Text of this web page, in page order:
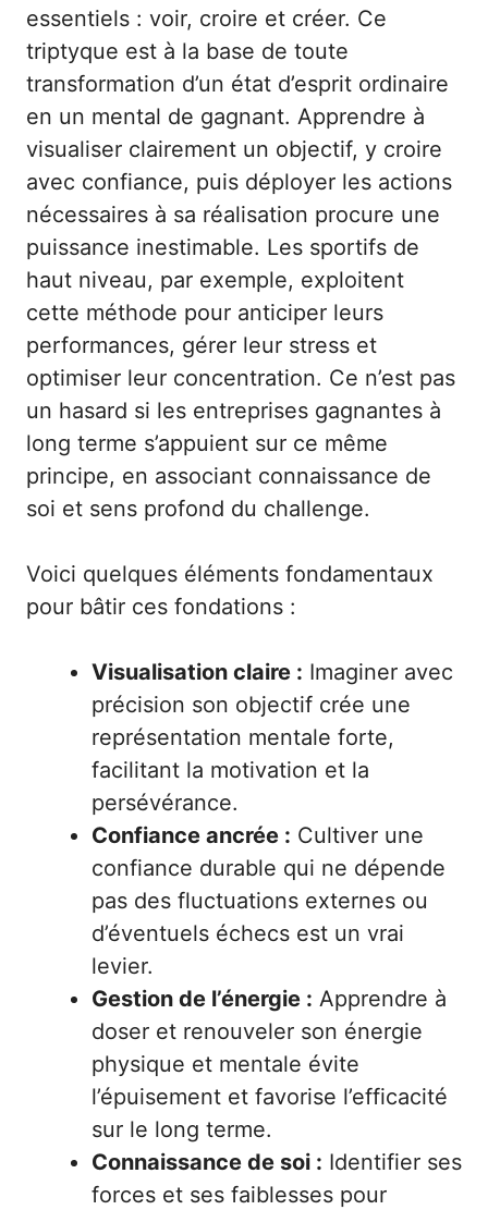
essentiels : voir, croire et créer. Ce
triptyque est à la base de toute
transformation d’un état d’esprit ordinaire
en un mental de gagnant. Apprendre à
visualiser clairement un objectif, y croire
avec confiance, puis déployer les actions
nécessaires à sa réalisation procure une
puissance inestimable. Les sportifs de
haut niveau, par exemple, exploitent
cette méthode pour anticiper leurs
performances, gérer leur stress et
optimiser leur concentration. Ce n’est pas
un hasard si les entreprises gagnantes à
long terme s’appuient sur ce même
principe, en associant connaissance de
soi et sens profond du challenge.
Voici quelques éléments fondamentaux
pour bâtir ces fondations :
Visualisation claire : Imaginer avec
précision son objectif crée une
représentation mentale forte,
facilitant la motivation et la
persévérance.
Confiance ancrée : Cultiver une
confiance durable qui ne dépende
pas des fluctuations externes ou
d’éventuels échecs est un vrai
levier.
Gestion de l’énergie : Apprendre à
doser et renouveler son énergie
physique et mentale évite
l’épuisement et favorise l’efficacité
sur le long terme.
Connaissance de soi : Identifier ses
forces et ses faiblesses pour